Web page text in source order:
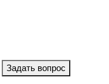
Задать вопрос